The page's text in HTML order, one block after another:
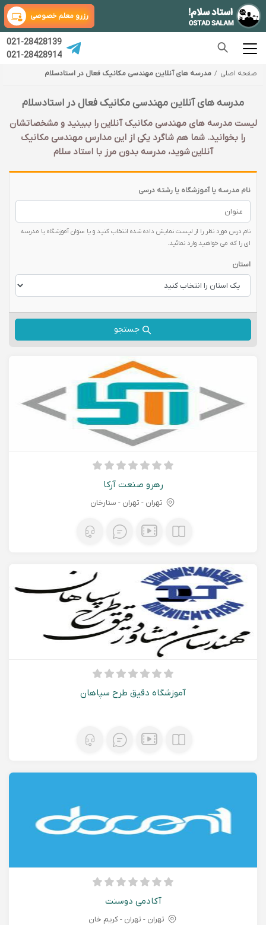
رزرو معلم خصوصی
021-28428139
021-28428914
صفحه اصلی مدرسه های آنلاین مهندسی مکانیک فعال در استادسلام
مدرسه های آنلاین مهندسی مکانیک فعال در استادسلام
لیست مدرسه های مهندسی مکانیک آنلاین را ببینید و مشخصاتشان
را بخوانید. شما هم شاگرد یکی از این مدارس مهندسی مکانیک
آنلاین شوید، مدرسه بدون مرز با استاد سلام
نام مدرسه یا آموزشگاه یا رشته درسی
نام درس مورد نظر را از لیست نمایش داده شده انتخاب کنید و یا عنوان آموزشگاه یا مدرسه
ای را که می خواهید وارد نمائید.
استان
جستجو
رهرو صنعت آرکا
تهران - تهران - ستارخان
آموزشگاه دقیق طرح سپاهان
آکادمی دوسنت
تهران - تهران - کریم خان